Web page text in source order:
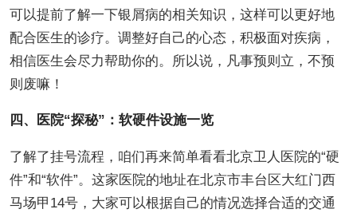
可以提前了解一下银屑病的相关知识，这样可以更好地
配合医生的诊疗。调整好自己的心态，积极面对疾病，
相信医生会尽力帮助你的。所以说，凡事预则立，不预
则废嘛！
四、医院“探秘”：软硬件设施一览
了解了挂号流程，咱们再来简单看看北京卫人医院的“硬
件”和“软件”。这家医院的地址在北京市丰台区大红门西
马场甲14号，大家可以根据自己的情况选择合适的交通